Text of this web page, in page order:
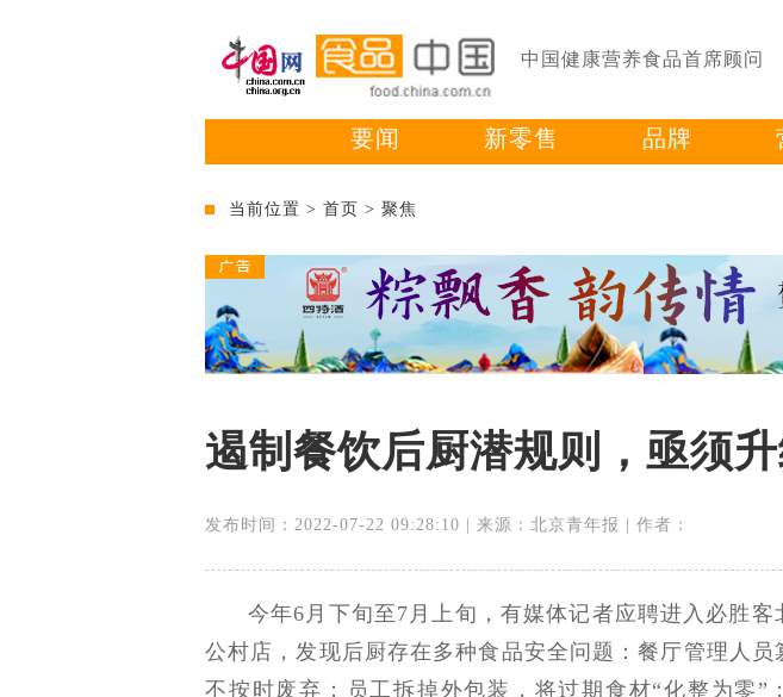
中国健康营养食品首席顾问
要闻 新零售 品牌
当前位置 > 首页 > 聚焦
遏制餐饮后厨潜规则，亟须
发布时间：2022-07-22 09:28:10 | 来源：北京青年报 | 作者：
今年6月下旬至7月上旬，有媒体记者应聘进入必胜客
公村店，发现后厨存在多种食品安全问题：餐厅管理人员
不按时废弃；员工拆掉外包装，将过期食材“化整为零”